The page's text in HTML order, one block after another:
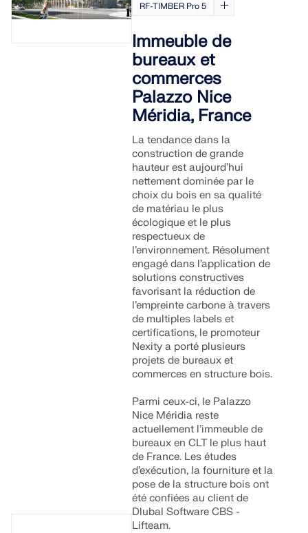
RF-TIMBER Pro 5
Immeuble de
bureaux et
commerces
Palazzo Nice
Méridia, France
La tendance dans la
construction de grande
hauteur est aujourd’hui
nettement dominée par le
choix du bois en sa qualité
de matériau le plus
écologique et le plus
respectueux de
l’environnement. Résolument
engagé dans l’application de
solutions constructives
favorisant la réduction de
l’empreinte carbone à travers
de multiples labels et
certifications, le promoteur
Nexity a porté plusieurs
projets de bureaux et
commerces en structure bois.
Parmi ceux-ci, le Palazzo
Nice Méridia reste
actuellement l’immeuble de
bureaux en CLT le plus haut
de France. Les études
d’exécution, la fourniture et la
pose de la structure bois ont
été confiées au client de
Dlubal Software CBS -
Lifteam.